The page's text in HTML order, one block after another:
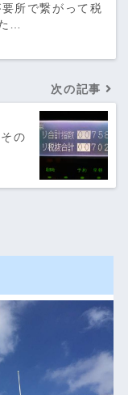
所で繋がって税
…
次の記事
の